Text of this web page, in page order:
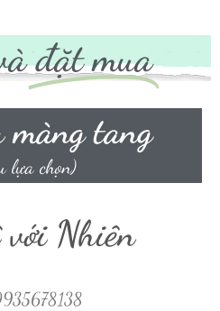
đặt mua
màng tang
lựa chọn)
Nhiên